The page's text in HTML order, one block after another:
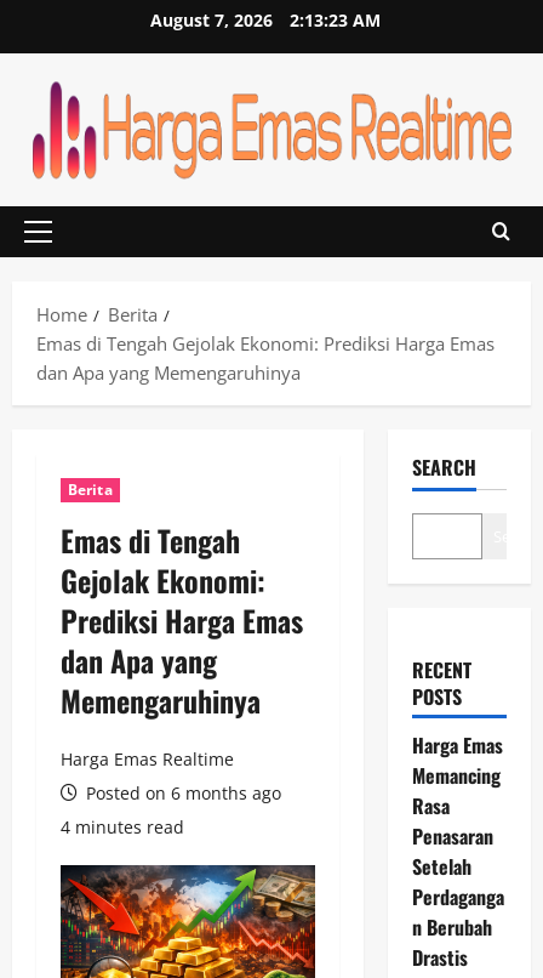
August 7, 2026 2:13:23 AM
Primary
Home
Berita
Emas di Tengah Gejolak Ekonomi: Prediksi Harga Emas
dan Apa yang Memengaruhinya
Berita
Emas di Tengah
Gejolak Ekonomi:
Prediksi Harga Emas
dan Apa yang
Memengaruhinya
Harga Emas Realtime
Posted on 6 months ago
4 minutes read
SEARCH
RECENT
POSTS
Harga Emas
Memancing
Rasa
Penasaran
Setelah
Perdaganga
n Berubah
Drastis